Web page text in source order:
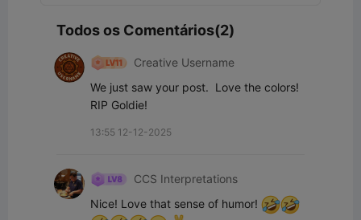
Todos os Comentários(2)
Creative Username
We just saw your post.  Love the colors!
RIP Goldie!
13:55 12-12-2025
CCS Interpretations
Nice! Love that sense of humor!